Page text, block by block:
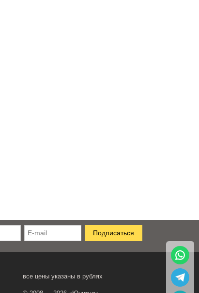
все цены указаны в рублях